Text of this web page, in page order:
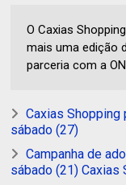
O Caxias
mais uma edição
parceria com a
Caxias Shopping
sábado (27)
Campanha de
sábado (21) Caxias